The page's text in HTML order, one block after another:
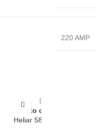
220 AMP
Add to cart
Heliar 58815